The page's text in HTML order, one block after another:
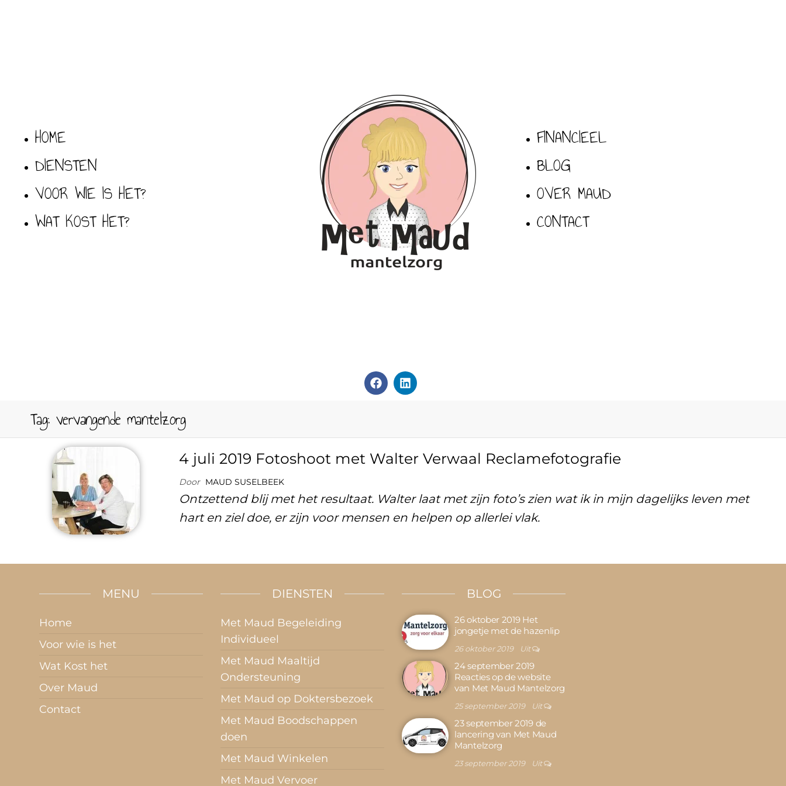
HOME
DIENSTEN
VOOR WIE IS HET?
WAT KOST HET?
FINANCIEEL
BLOG
OVER MAUD
CONTACT
Tag: vervangende mantelzorg
4 juli 2019 Fotoshoot met Walter Verwaal Reclamefotografie
Door MAUD SUSELBEEK
Ontzettend blij met het resultaat. Walter laat met zijn foto’s zien wat ik in mijn dagelijks leven met
hart en ziel doe, er zijn voor mensen en helpen op allerlei vlak.
MENU
Home
Voor wie is het
Wat Kost het
Over Maud
Contact
DIENSTEN
Met Maud Begeleiding
Individueel
Met Maud Maaltijd
Ondersteuning
Met Maud op Doktersbezoek
Met Maud Boodschappen
doen
Met Maud Winkelen
Met Maud Vervoer
BLOG
26 oktober 2019 Het
jongetje met de hazenlip
26 oktober 2019 Uit
24 september 2019
Reacties op de website
van Met Maud Mantelzorg
25 september 2019 Uit
23 september 2019 de
lancering van Met Maud
Mantelzorg
23 september 2019 Uit